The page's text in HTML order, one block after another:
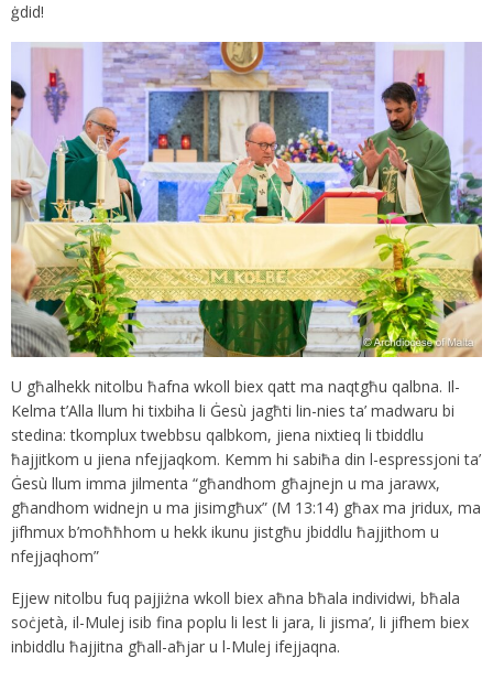
ġdid!
U għalhekk nitolbu ħafna wkoll biex qatt ma naqtgħu qalbna. Il-
Kelma t’Alla llum hi tixbiha li Ġesù jagħti lin-nies ta’ madwaru bi
stedina: tkomplux twebbsu qalbkom, jiena nixtieq li tbiddlu
ħajjitkom u jiena nfejjaqkom. Kemm hi sabiħa din l-espressjoni ta’
Ġesù llum imma jilmenta “għandhom għajnejn u ma jarawx,
għandhom widnejn u ma jisimgħux” (M 13:14) għax ma jridux, ma
jifhmux b’moħħhom u hekk ikunu jistgħu jbiddlu ħajjithom u
nfejjaqhom”
Ejjew nitolbu fuq pajjiżna wkoll biex aħna bħala individwi, bħala
soċjetà, il-Mulej isib fina poplu li lest li jara, li jisma’, li jifhem biex
inbiddlu ħajjitna għall-aħjar u l-Mulej ifejjaqna.